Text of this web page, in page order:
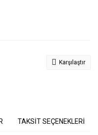
Karşılaştır
TAKSİT SEÇENEKLERİ